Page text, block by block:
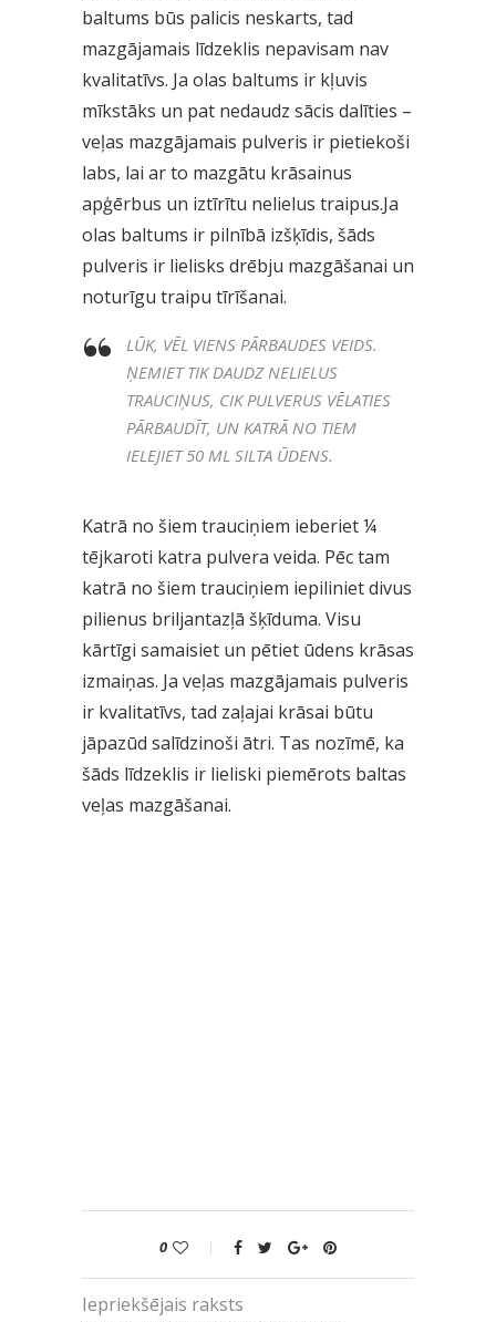
baltums būs palicis neskarts, tad
mazgājamais līdzeklis nepavisam nav
kvalitatīvs. Ja olas baltums ir kļuvis
mīkstāks un pat nedaudz sācis dalīties –
veļas mazgājamais pulveris ir pietiekoši
labs, lai ar to mazgātu krāsainus
apģērbus un iztīrītu nelielus traipus.Ja
olas baltums ir pilnībā izšķīdis, šāds
pulveris ir lielisks drēbju mazgāšanai un
noturīgu traipu tīrīšanai.
LŪK, VĒL VIENS PĀRBAUDES VEIDS.
ŅEMIET TIK DAUDZ NELIELUS
TRAUCIŅUS, CIK PULVERUS VĒLATIES
PĀRBAUDĪT, UN KATRĀ NO TIEM
IELEJIET 50 ML SILTA ŪDENS.
Katrā no šiem trauciņiem ieberiet ¼
tējkaroti katra pulvera veida. Pēc tam
katrā no šiem trauciņiem iepiliniet divus
pilienus briljantazļā šķīduma. Visu
kārtīgi samaisiet un pētiet ūdens krāsas
izmaiņas. Ja veļas mazgājamais pulveris
ir kvalitatīvs, tad zaļajai krāsai būtu
jāpazūd salīdzinoši ātri. Tas nozīmē, ka
šāds līdzeklis ir lieliski piemērots baltas
veļas mazgāšanai.
0
Iepriekšējais raksts